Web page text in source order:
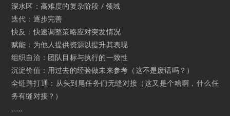
深水区：高难度的复杂阶段 / 领域
迭代：逐步完善
快反：快速调整策略应对突发情况
赋能：为他人提供资源以提升其表现
组织自洽：团队目标与执行的一致性
沉淀价值：用过去的经验做未来参考（这不是废话吗？）
全链路打通：从头到尾任务们无缝对接（这又是个啥啊，什么任
务有缝对接？）
……